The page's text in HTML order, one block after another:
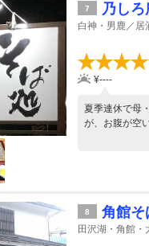
7 乃しろ
白神・男鹿／居
¥----
夏季連休で母
が、お腹が空
8 角館そ
田沢湖・角館